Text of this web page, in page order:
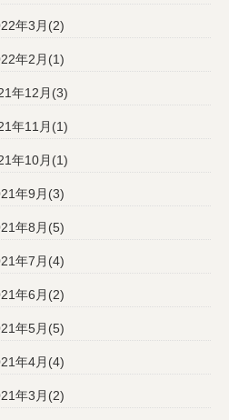
年3月(2)
年2月(1)
年12月(3)
年11月(1)
年10月(1)
年9月(3)
年8月(5)
年7月(4)
年6月(2)
年5月(5)
年4月(4)
年3月(2)